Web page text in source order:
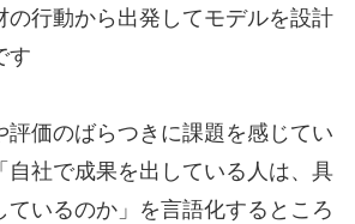
の行動から出発してモデルを設計
す
評価のばらつきに課題を感じてい
自社で成果を出している人は、具
ているのか」を言語化するところ